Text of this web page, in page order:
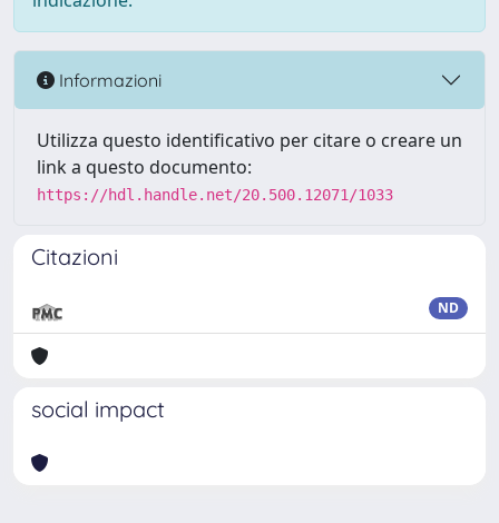
Informazioni
Utilizza questo identificativo per citare o creare un
link a questo documento:
https://hdl.handle.net/20.500.12071/1033
Citazioni
ND
social impact